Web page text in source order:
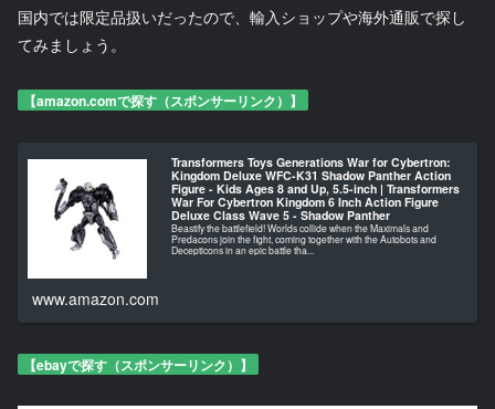
国内では限定品扱いだったので、輸入ショップや海外通販で探し
てみましょう。
【amazon.comで探す（スポンサーリンク）】
Transformers Toys Generations War for Cybertron:
Kingdom Deluxe WFC-K31 Shadow Panther Action
Figure - Kids Ages 8 and Up, 5.5-inch | Transformers
War For Cybertron Kingdom 6 Inch Action Figure
Deluxe Class Wave 5 - Shadow Panther
Beastify the battlefield! Worlds collide when the Maximals and
Predacons join the fight, coming together with the Autobots and
Decepticons in an epic battle tha...
www.amazon.com
【ebayで探す（スポンサーリンク）】